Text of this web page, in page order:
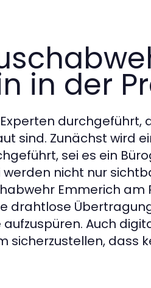
in der
durchgeführt,
sind. Zunächst wird
sei es ein
nicht nur
Emmerich am
drahtlose
Auch
sicherzustellen, dass